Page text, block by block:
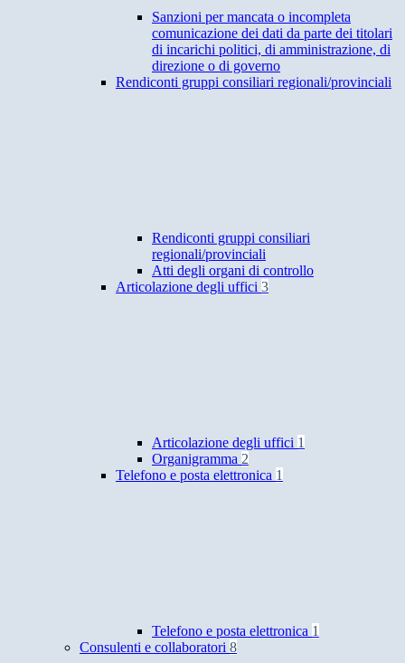
Sanzioni per mancata o incompleta
comunicazione dei dati da parte dei titolari
di incarichi politici, di amministrazione, di
direzione o di governo
Rendiconti gruppi consiliari regionali/provinciali
Rendiconti gruppi consiliari
regionali/provinciali
Atti degli organi di controllo
Articolazione degli uffici 3
Articolazione degli uffici 1
Organigramma 2
Telefono e posta elettronica 1
Telefono e posta elettronica 1
Consulenti e collaboratori 8